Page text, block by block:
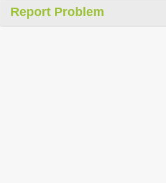
Report Problem